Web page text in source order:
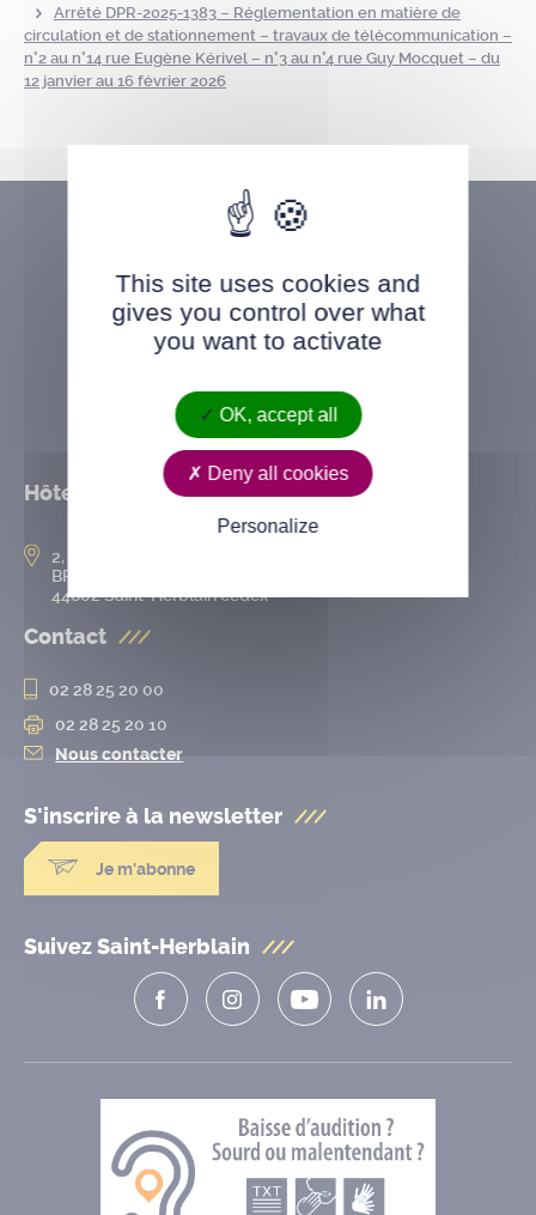
Arrêté DPR-2025-1383 – Réglementation en matière de
circulation et de stationnement – travaux de télécommunication –
n°2 au n°14 rue Eugène Kérivel – n°3 au n°4 rue Guy Mocquet – du
12 janvier au 16 février 2026
Hôtel de ville
2, rue de l’Hôtel-de-Ville
BP 50167
44802 Saint-Herblain cedex
Contact
02 28 25 20 00
02 28 25 20 10
Nous contacter
S'inscrire à la newsletter
Je m'abonne
Suivez Saint-Herblain
This site uses cookies and
gives you control over what
you want to activate
OK, accept all
Deny all cookies
Personalize